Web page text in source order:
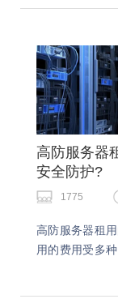
高防服务器
安全防护?
1775
高防服务器租
用的费用受多